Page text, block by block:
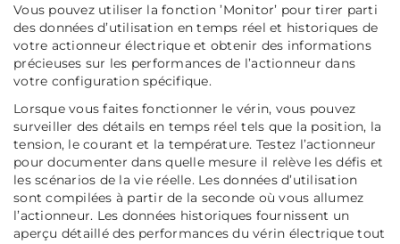
Vous pouvez utiliser la fonction ’Monitor’ pour tirer parti
des données d’utilisation en temps réel et historiques de
votre actionneur électrique et obtenir des informations
précieuses sur les performances de l’actionneur dans
votre configuration spécifique.
Lorsque vous faites fonctionner le vérin, vous pouvez
surveiller des détails en temps réel tels que la position, la
tension, le courant et la température. Testez l’actionneur
pour documenter dans quelle mesure il relève les défis et
les scénarios de la vie réelle. Les données d’utilisation
sont compilées à partir de la seconde où vous allumez
l’actionneur. Les données historiques fournissent un
aperçu détaillé des performances du vérin électrique tout